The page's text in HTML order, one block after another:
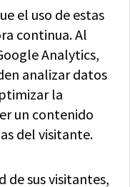
el uso de estas
continua. Al
Analytics,
analizar datos
la
un contenido
del visitante.
de sus visitantes,